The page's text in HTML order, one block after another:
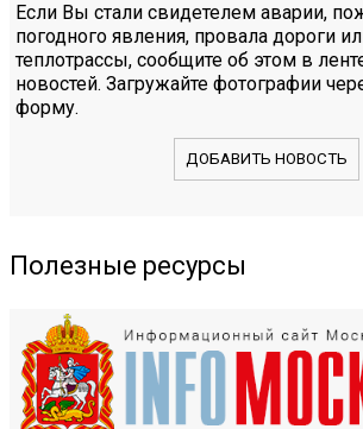
Если Вы стали свидетелем аварии,
погодного явления, провала дороги
теплотрассы, сообщите об этом в
новостей. Загружайте фотографии
форму.
ДОБАВИТЬ НОВОСТЬ
Полезные ресурсы